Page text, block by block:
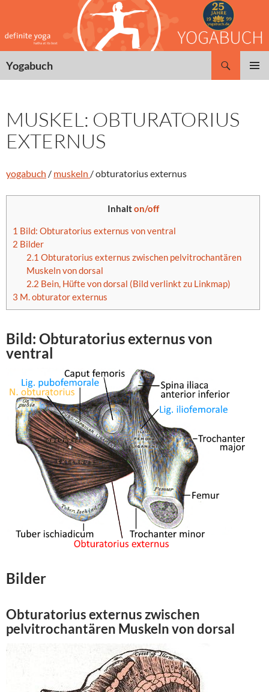
springen
Yogabuch
MUSKEL: OBTURATORIUS
EXTERNUS
yogabuch / muskeln / obturatorius externus
Inhalton/off
1 Bild: Obturatorius externus von ventral
2 Bilder
2.1 Obturatorius externus zwischen pelvitrochantären
Muskeln von dorsal
2.2 Bein, Hüfte von dorsal (Bild verlinkt zu Linkmap)
3 M. obturator externus
Bild: Obturatorius externusvon
ventral
Bilder
Obturatorius externuszwischen
pelvitrochantären Muskeln vondorsal